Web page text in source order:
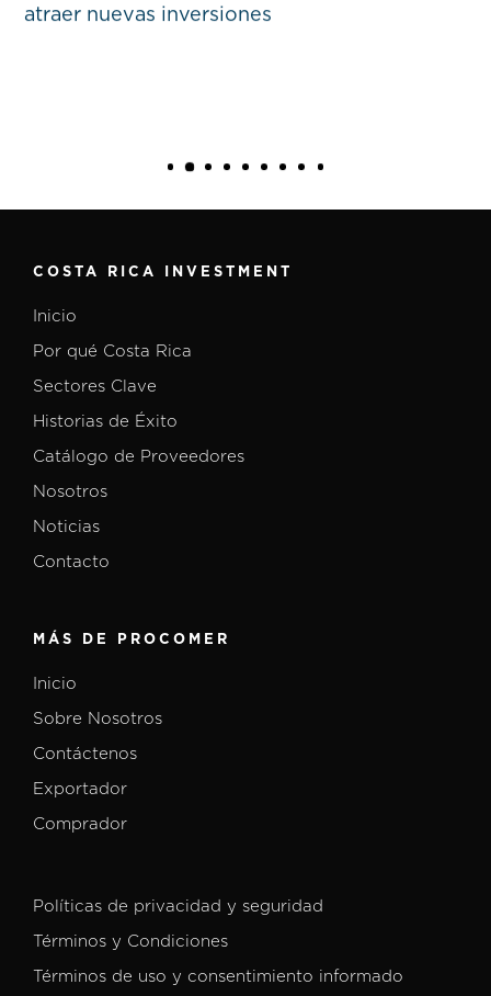
atraer nuevas inversiones
COSTA RICA INVESTMENT
Inicio
Por qué Costa Rica
Sectores Clave
Historias de Éxito
Catálogo de Proveedores
Nosotros
Noticias
Contacto
MÁS DE PROCOMER
Inicio
Sobre Nosotros
Contáctenos
Exportador
Comprador
Políticas de privacidad y seguridad
Términos y Condiciones
Términos de uso y consentimiento informado